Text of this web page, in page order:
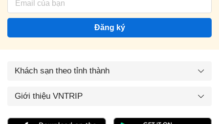
Đăng ký
Khách sạn theo tỉnh thành
Giới thiệu VNTRIP